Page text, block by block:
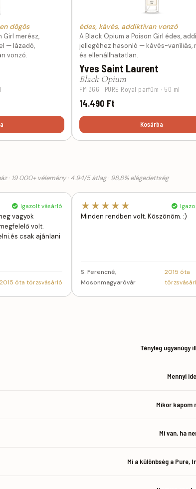
dögös
Girl merész,
— lázadó,
vonzó.
édes, kávés, addiktívan vonzó
A Black Opium a Poison Girl édes,
jellegéhez hasonló — kávés-vaníliás,
és ellenállhatatlan.
Yves Saint Laurent
Black Opium
FM 366 · PURE Royal parfüm · 50 ml
14.490 Ft
Kosárba
· 19 000+ vélemény · 4.94/5 átlag · 98,8% elégedettség
Igazolt vásárló
vagyok
volt.
csak ajánlani
2015 óta törzsvásárló
★★★★★
Minden rendben volt. Köszönöm. :)
S. Ferencné,
Mosonmagyaróvár
2015 óta
Tényleg ugyanúgy
Mennyi
Mikor kapom
Mi van, ha
Mi a különbség a Pure,